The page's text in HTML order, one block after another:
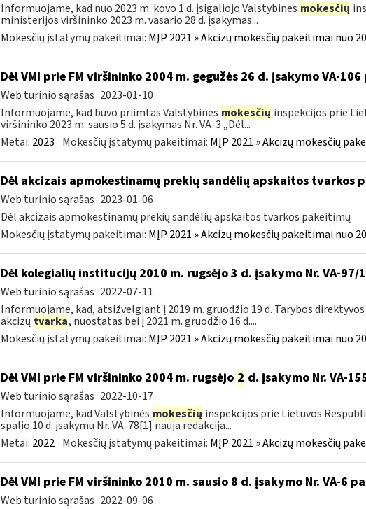
Informuojame, kad nuo 2023 m. kovo 1 d. įsigaliojo Valstybinės mokesčių
ministerijos viršininko 2023 m. vasario 28 d. įsakymas...
Mokesčių įstatymų pakeitimai: MĮP 2021 » Akcizų mokesčių pakeitimai nuo
Dėl VMI prie FM viršininko 2004 m. gegužės 26 d. įsakymo VA-
Web turinio sąrašas 2023-01-10
Informuojame, kad buvo priimtas Valstybinės mokesčių inspekcijos prie
viršininko 2023 m. sausio 5 d. įsakymas Nr. VA-3 „Dėl...
Metai: 2023 Mokesčių įstatymų pakeitimai: MĮP 2021 » Akcizų mokesčių
Dėl akcizais apmokestinamų prekių sandėlių apskaitos tvarkos
Web turinio sąrašas 2023-01-06
Dėl akcizais apmokestinamų prekių sandėlių apskaitos tvarkos pakeitimų
Mokesčių įstatymų pakeitimai: MĮP 2021 » Akcizų mokesčių pakeitimai nuo
Dėl kolegialių institucijų 2010 m. rugsėjo 3 d. įsakymo Nr. VA-
Web turinio sąrašas 2022-07-11
Informuojame, kad, atsižvelgiant į 2019 m. gruodžio 19 d. Tarybos
akcizų tvarka, nuostatas bei į 2021 m. gruodžio 16 d....
Mokesčių įstatymų pakeitimai: MĮP 2021 » Akcizų mokesčių pakeitimai nuo
Dėl VMI prie FM viršininko 2004 m. rugsėjo 2 d. įsakymo Nr. VA-
Web turinio sąrašas 2022-10-17
Informuojame, kad Valstybinės mokesčių inspekcijos prie Lietuvos
spalio 10 d. įsakymu Nr. VA-78[1] nauja redakcija...
Metai: 2022 Mokesčių įstatymų pakeitimai: MĮP 2021 » Akcizų mokesčių
Dėl VMI prie FM viršininko 2010 m. sausio 8 d. įsakymo Nr. VA-6
Web turinio sąrašas 2022-09-06